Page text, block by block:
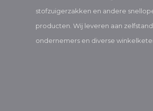
stofzuigerzakken en andere
producten. Wij leveren aan
ondernemers en diverse